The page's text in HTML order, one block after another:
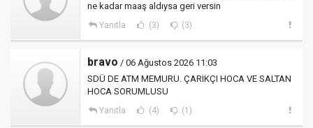
ne kadar maaş aldıysa geri versin
Yanıtla (3) (3)
bravo / 06 Ağustos 2026 11:03
SDÜ DE ATM MEMURU. ÇARIKÇI HOCA VE SALTAN
HOCA SORUMLUSU
Yanıtla (4) (1)